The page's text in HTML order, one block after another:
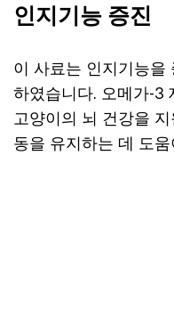
인지기능 증진
이 사료는 인지기능을
하였습니다. 오메가-3
고양이의 뇌 건강을
동을 유지하는 데 도